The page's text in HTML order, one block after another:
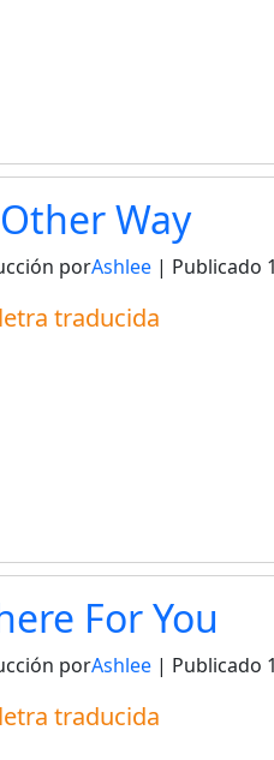
Way
porAshlee | Publicado
traducida
For You
porAshlee | Publicado
traducida